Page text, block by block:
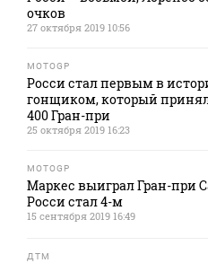
очков
27 октября 2019 10:56
MOTOGP
Росси стал первым в
гонщиком, который
400 Гран-при
25 октября 2019 16:23
MOTOGP
Маркес выиграл Гран-при
Росси стал 4-м
15 сентября 2019 16:49
ДТМ